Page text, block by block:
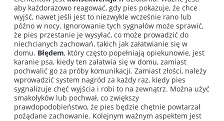
aby każdorazowo reagować, gdy pies pokazuje, że chce
wyjść, nawet jeśli jest to niezwykle wcześnie rano lub
późno w nocy. Ignorowanie tych sygnałów może sprawić,
że pies przestanie je wysyłać, co może prowadzić do
niechcianych zachowań, takich jak załatwianie się w
domu. Błędem, który często popełniają opiekunowie, jest
karanie psa, kiedy ten załatwia się w domu, zamiast
pochwalić go za próby komunikacji. Zamiast złości, należy
wprowadzić system nagród za każdy raz, kiedy pies
sygnalizuje chęć wyjścia i robi to na zewnątrz. Można użyć
smakołyków lub pochwał, co zwiększy
prawdopodobieństwo, że pies będzie chętnie powtarzał
pożądane zachowanie. Kolejnym ważnym aspektem jest